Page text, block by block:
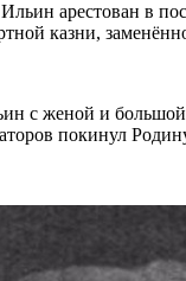
арестован в
казни,
с женой и
покинул